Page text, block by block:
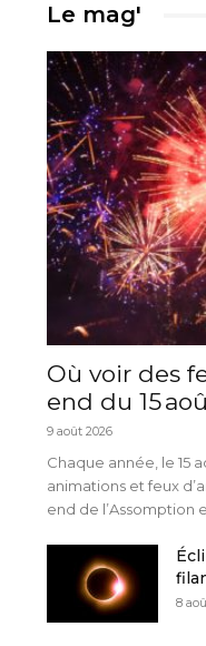
Le mag'
Où voir des
end du 15
9 août 2026
Chaque année, le 15
animations et feux
end de l’Assomption
8